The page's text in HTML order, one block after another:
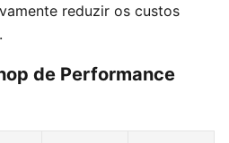
reduzir os custos
de Performance